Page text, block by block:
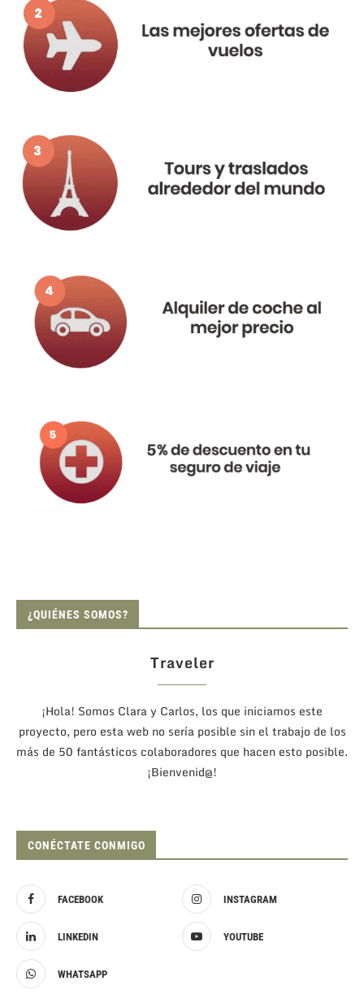
¿QUIÉNES SOMOS?
Traveler
¡Hola! Somos Clara y Carlos, los que iniciamos este
proyecto, pero esta web no sería posible sin el trabajo de los
más de 50 fantásticos colaboradores que hacen esto posible.
¡Bienvenid@!
CONÉCTATE CONMIGO
FACEBOOK INSTAGRAM
LINKEDIN YOUTUBE
WHATSAPP